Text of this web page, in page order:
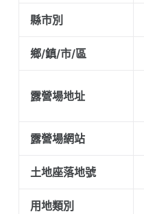
縣市別
鄉/鎮/市/區
露營場地址
露營場網站
土地座落地號
用地類別